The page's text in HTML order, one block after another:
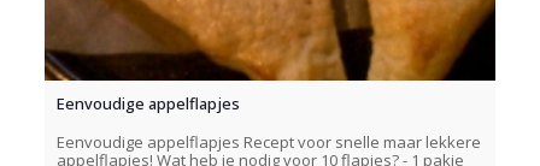
Eenvoudige appelflapjes
Eenvoudige appelflapjes Recept voor snelle maar lekkere
appelflapjes! Wat heb je nodig voor 10 flapjes? - 1 pakje